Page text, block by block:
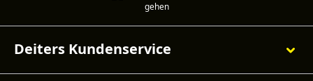
Deiters Kundenservice